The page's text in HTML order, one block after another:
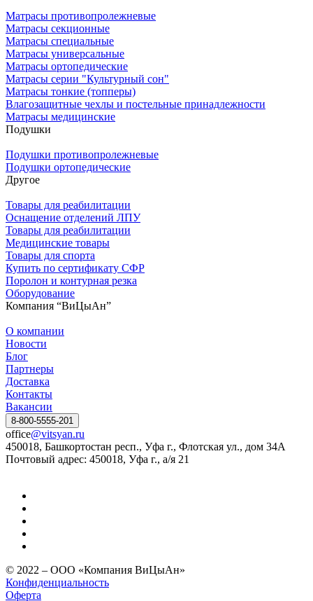
Матрасы противопролежневые
Матрасы секционные
Матрасы специальные
Матрасы универсальные
Матрасы ортопедические
Матрасы серии "Культурный сон"
Матрасы тонкие (топперы)
Влагозащитные чехлы и постельные принадлежности
Матрасы медицинские
Подушки
Подушки противопролежневые
Подушки ортопедические
Другое
Товары для реабилитации
Оснащение отделений ЛПУ
Товары для реабилитации
Медицинские товары
Товары для спорта
Купить по сертификату СФР
Поролон и контурная резка
Оборудование
Компания “ВиЦыАн”
О компании
Новости
Блог
Партнеры
Доставка
Контакты
Вакансии
8-800-5555-201
office@vitsyan.ru
450018, Башкортостан респ., Уфа г., Флотская ул., дом 34А
Почтовый адрес: 450018, Уфа г., а/я 21
© 2022 – ООО «Компания ВиЦыАн»
Конфиденциальность
Оферта